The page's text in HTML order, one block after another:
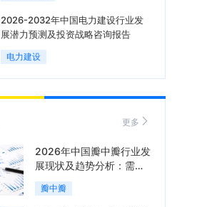
2026-2032年中国电力建设行业发
展潜力预测及投资战略咨询报告
电力建设
更多
2026年中国瓣中瓣行业发
展现状及趋势分析：需求
可持续释放，市场发展前
景良好「图」
瓣中瓣